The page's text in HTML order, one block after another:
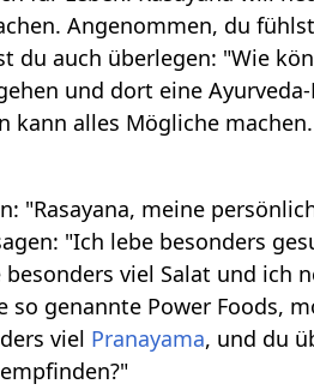
Angenommen, du
du auch überlegen: "Wie
und dort eine
kann alles Mögliche
"Rasayana, meine
"Ich lebe besonders
viel Salat und ich
genannte Power Foods,
viel Pranayama, und du